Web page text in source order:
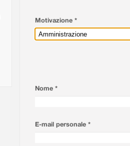
Motivazione *
Nome *
E-mail personale *